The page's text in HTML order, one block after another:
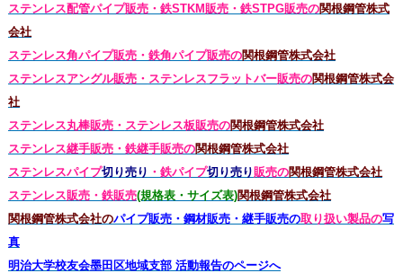
ステンレス配管パイプ販売・鉄STKM販売・鉄STPG販売の関根鋼管株式
会社
ステンレス角パイプ販売・鉄角パイプ販売の関根鋼管株式会社
ステンレスアングル販売・ ステンレスフラットバー販売の関根鋼管株式会
社
ステンレス丸棒販売・ ステンレス板販売の関根鋼管株式会社
ステンレス継手販売・鉄継手販売の関根鋼管株式会社
ステンレスパイプ切り売り ・鉄パイプ切り売り 販売の関根鋼管株式会社
ステンレス販売・鉄販売(規格表・サイズ表)関根鋼管株式会社
関根鋼管株式会社のパイプ販売・鋼材販売・継手販売の取り扱い製品の写
真
明治大学校友会墨田区地域支部 活動報告のページへ